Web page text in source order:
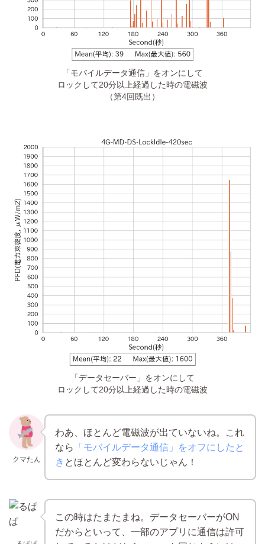
「モバイルデータ通信」をオンにして
ロックして20分以上経過した時の電磁波
（第4回既出）
「データセーバー」をオンにして
ロックして20分以上経過した時の電磁波
クマたん
わあ、ほとんど電磁波が出ていないね。これ
なら
「モバイルデータ通信」をオフにしたと
き とほとんど変わらないじゃん！
この時はたまたまね。データセーバーがON
だからといって、一部のアプリに通信は許可